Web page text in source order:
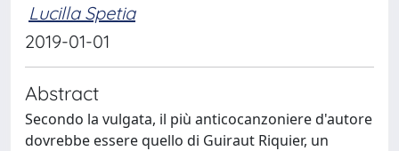
Lucilla Spetia
2019-01-01
Abstract
Secondo la vulgata, il più anticocanzoniere d'autore
dovrebbe essere quello di Guiraut Riquier, un